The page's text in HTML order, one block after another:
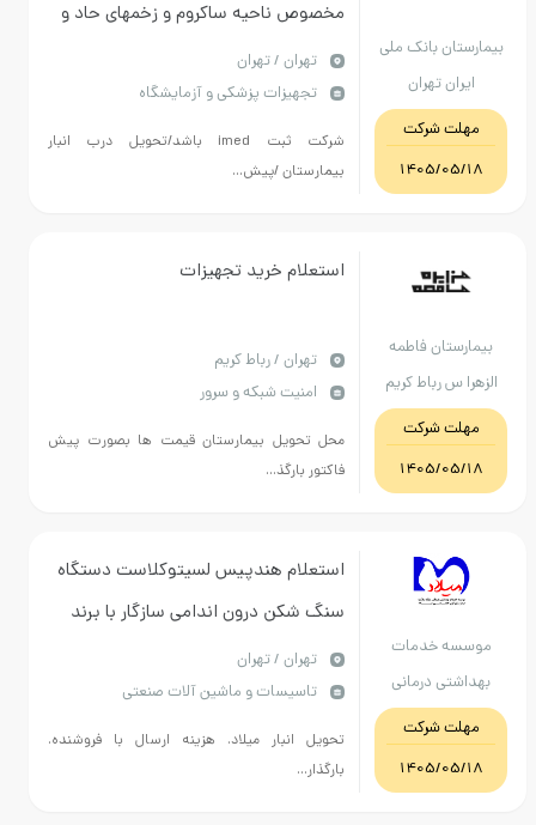
بانک ملی
مخصوص ناحیه ساکروم و زخمهای حاد و
مزمن دیابتی تعدا 265 عدد مشخصات
شرح در پیوست تعداد 580 عدد
تهران / تهران
تجهیزات پزشکی و آزمایشگاه
شرکت ثبت imed باشد/تحویل درب انبار
بیمارستان /پیش...
فاطمه
رباط کریم
استعلام خرید تجهیزات
تهران / رباط کریم
امنیت شبکه و سرور
محل تحویل بیمارستان قیمت ها بصورت پیش
فاکتور بارگذ...
خدمات
درمانی
تهران
استعلام هندپیس لسیتوکلاست دستگاه
سنگ شکن درون اندامی سازگار با برند
EMSمدل EL-175 / اخذ دمو قبل از خرید/
تسویه فاکتور دوماه پس از تحویل
تهران / تهران
تاسیسات و ماشین آلات صنعتی
تحویل انبار میلاد. هزینه ارسال با فروشنده.
بارگذار...